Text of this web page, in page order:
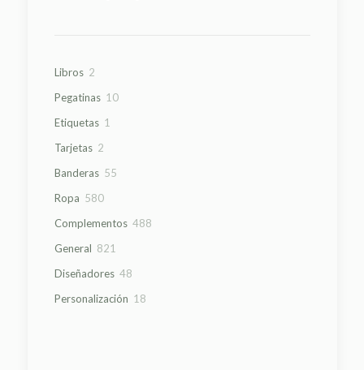
Libros 22
Pegatinas 1010
Etiquetas 1
Tarjetas 22
Banderas 5555
Ropa 580580
Complementos 488488
General 821
Diseñadores 4848
Personalización 1818